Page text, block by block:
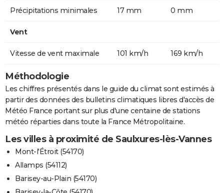
Précipitations minimales 17 mm 0 mm
Vent
Vitesse de vent maximale 101 km/h 169 km/h
Méthodologie
Les chiffres présentés dans le guide du climat sont estimés à
partir des données des bulletins climatiques libres d'accès de
Météo France portant sur plus d'une centaine de stations
météo réparties dans toute la France Métropolitaine.
Les villes à proximité de Saulxures-lès-Vannes
Mont-l'Étroit (54170)
Allamps (54112)
Barisey-au-Plain (54170)